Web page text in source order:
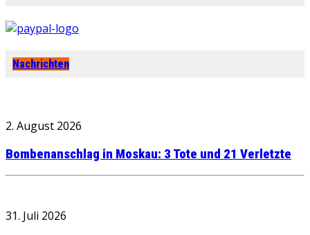
Nachrichten
2. August 2026
Bombenanschlag in Moskau: 3 Tote und 21 Verletzte
31. Juli 2026